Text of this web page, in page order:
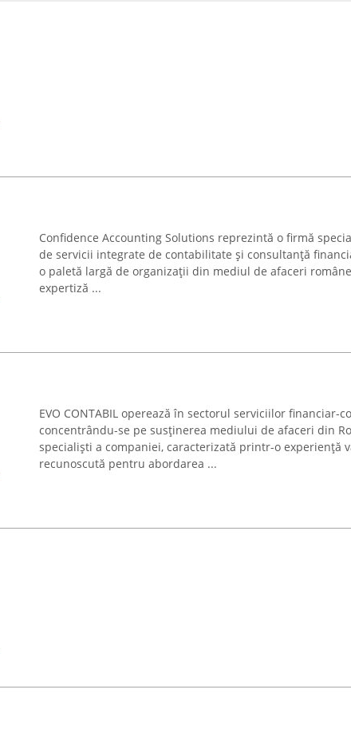
Confidence Accounting Solutions reprezintă o firmă
de servicii integrate de contabilitate și consultanță
o paletă largă de organizații din mediul de afaceri
expertiză ...
EVO CONTABIL operează în sectorul serviciilor financiar-
concentrându-se pe susținerea mediului de afaceri din
specialiști a companiei, caracterizată printr-o experiență
recunoscută pentru abordarea ...